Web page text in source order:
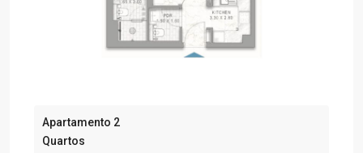
Apartamento 2
Quartos